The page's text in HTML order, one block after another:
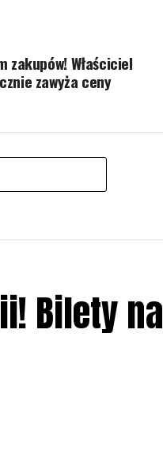
zakupów! Właściciel
zawyża ceny
Bilety na